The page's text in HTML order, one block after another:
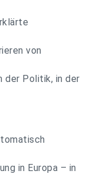
von
der Politik, in der
in Europa – in